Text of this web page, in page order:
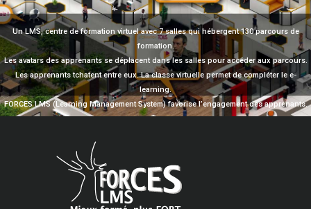
Un LMS, centre de formation virtuel avec 7 salles qui hébergent 130 parcours de
formation.
Les avatars des apprenants se déplacent dans les salles pour accéder aux parcours.
Les apprenants tchatent entre eux. La classe virtuelle permet de compléter le e-
learning.
FORCES LMS (Learning Management System) favorise l’engagement des apprenants.